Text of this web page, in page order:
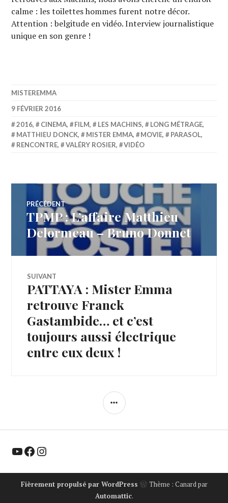
calme : les toilettes hommes furent notre décor.
Attention : belgitude en vidéo. Interview journalistique
unique en son genre !
MISTEREMMA
9 FÉVRIER 2016
2016, CINEMA, FILM, LES MACHINS, LONG MÉTRAGE,
MATTHIEU DONCK, MISTER EMMA, MOVIE, PARASOL,
RENCONTRE, VALÉRY ROSIER, VIDÉO
Navigation
de
l’article
PRÉCÉDENT
Article
précédent :
TPMP : L’affaire Matthieu
Delormeau – Bruno Donnet
SUIVANT
Article
PATTAYA : Mister Emma
retrouve Franck
Gastambide… et c’est
toujours aussi électrique
entre eux deux !
COLONNE
YouTube Facebook Instagram
Fièrement propulsé par WordPress
Thème : Canard par
Automattic.